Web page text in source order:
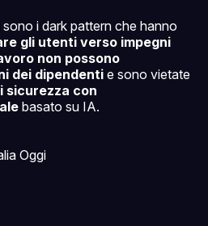
i dark pattern che hanno
gli utenti verso impegni
non possono
dei dipendenti e sono vietate
sicurezza con
basato su IA.
Oggi